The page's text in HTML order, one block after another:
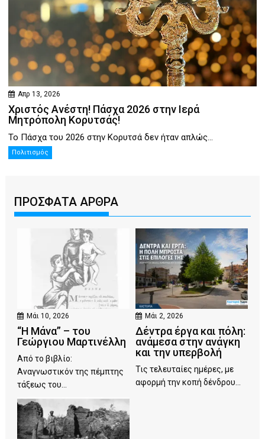
Απρ 13, 2026
Χριστός Ανέστη! Πάσχα 2026 στην Ιερά
Μητρόπολη Κορυτσάς!
Το Πάσχα του 2026 στην Κορυτσά δεν ήταν απλώς...
Πολιτισμός
ΠΡΟΣΦΑΤΑ ΑΡΘΡΑ
Μάι 10, 2026
“Η Μάνα” – του
Γεώργιου Μαρτινέλλη
Από το βιβλίο:
Αναγνωστικόν της πέμπτης
τάξεως του...
Μάι 2, 2026
Δέντρα έργα και πόλη:
ανάμεσα στην ανάγκη
και την υπερβολή
Τις τελευταίες ημέρες, με
αφορμή την κοπή δένδρου...